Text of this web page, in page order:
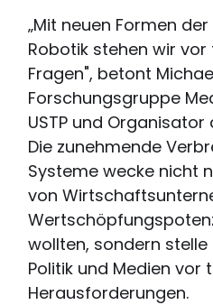
„Mit neuen Formen
Robotik stehen wir
Fragen", betont
Forschungsgruppe
USTP und
Die zunehmende
Systeme wecke nicht
von
wollten, sondern
Politik und Medien vor
Herausforderungen.